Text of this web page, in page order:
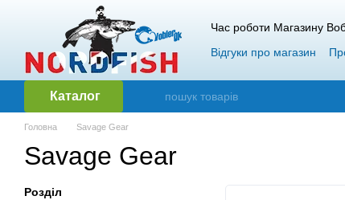
Перейти до основного контенту
Час роботи Магазину
Відгуки про магазин
Каталог
Головна Savage Gear
Savage Gear
Розділ